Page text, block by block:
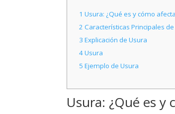
1 Usura: ¿Qué es y cómo
2 Características Principales
3 Explicación de Usura
4Usura
5 Ejemplo de Usura
Usura: ¿Qué es y